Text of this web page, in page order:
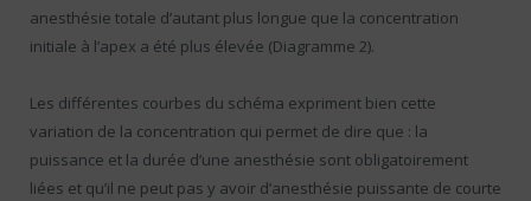
anesthésie totale d’autant plus longue que la concentration
initiale à l’apex a été plus élevée (Diagramme 2).
Les différentes courbes du schéma expriment bien cette
variation de la concentration qui permet de dire que : la
puissance et la durée d’une anesthésie sont obligatoirement
liées et qu’il ne peut pas y avoir d’anesthésie puissante de courte